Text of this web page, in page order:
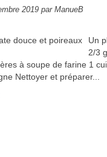
2019 par ManueB
Un
2/3
à soupe de farine 1
Nettoyer et préparer...